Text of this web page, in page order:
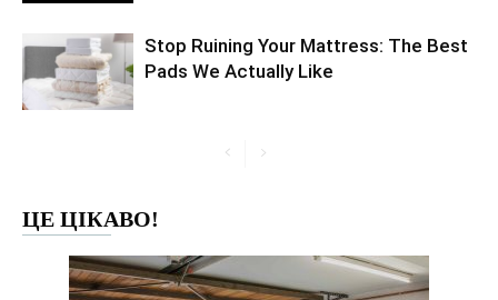
Stop Ruining Your Mattress: The Best
Pads We Actually Like
ЦЕ ЦІКАВО!